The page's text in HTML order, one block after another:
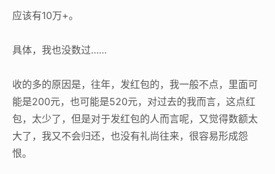
应该有10万+。
具体，我也没数过……
收的多的原因是，往年，发红包的，我一般不点，里面可
能是200元，也可能是520元，对过去的我而言，这点红
包，太少了，但是对于发红包的人而言呢，又觉得数额太
大了，我又不会归还，也没有礼尚往来，很容易形成怨
恨。